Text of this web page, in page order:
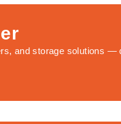
and storage solutions —